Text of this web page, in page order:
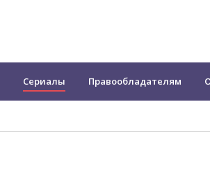
Сериалы Правообладателям